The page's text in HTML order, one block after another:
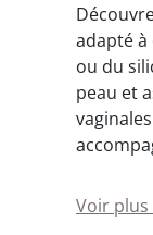
adapté à
ou du
peau et
Voir plus